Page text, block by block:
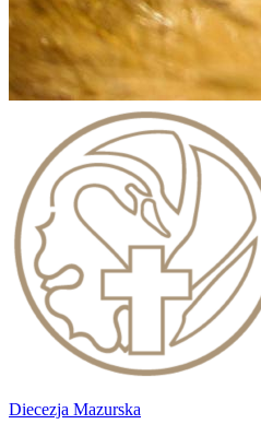
Diecezja Mazurska